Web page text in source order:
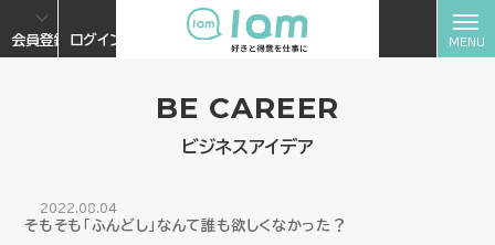
会員登録 ログイン
BE CAREER
ビジネスアイデア
2022.08.04
そもそも「ふんどし」なんて誰も欲しくなかった？